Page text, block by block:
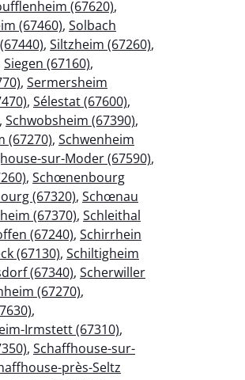
(67620),
(67460), Solbach
, Siltzheim (67260),
Siegen (67160),
, Sermersheim
, Sélestat (67600),
, Schwobsheim (67390),
(67270), Schwenheim
sur-Moder (67590),
, Schœnenbourg
(67320), Schœnau
(67370), Schleithal
(67240), Schirrhein
(67130), Schiltigheim
(67340), Scherwiller
(67270),
,
Irmstett (67310),
, Schaffhouse-sur-
près-Seltz